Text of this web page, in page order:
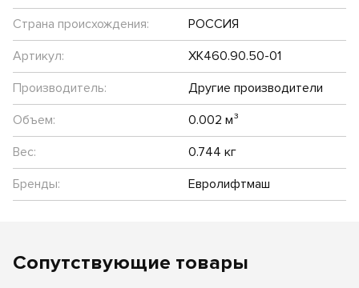
Страна происхождения:
РОССИЯ
Артикул:
ХК460.90.50-01
Производитель:
Другие производители
Объем:
0.002 м³
Вес:
0.744 кг
Бренды:
Евролифтмаш
Сопутствующие товары